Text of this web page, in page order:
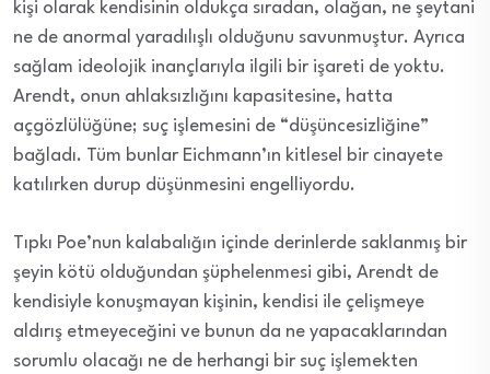
kişi olarak kendisinin oldukça sıradan, olağan, ne şeytani
ne de anormal yaradılışlı olduğunu savunmuştur. Ayrıca
sağlam ideolojik inançlarıyla ilgili bir işareti de yoktu.
Arendt, onun ahlaksızlığını kapasitesine, hatta
açgözlülüğüne; suç işlemesini de “düşüncesizliğine”
bağladı. Tüm bunlar Eichmann’ın kitlesel bir cinayete
katılırken durup düşünmesini engelliyordu.
Tıpkı Poe’nun kalabalığın içinde derinlerde saklanmış bir
şeyin kötü olduğundan şüphelenmesi gibi, Arendt de
kendisiyle konuşmayan kişinin, kendisi ile çelişmeye
aldırış etmeyeceğini ve bunun da ne yapacaklarından
sorumlu olacağı ne de herhangi bir suç işlemekten